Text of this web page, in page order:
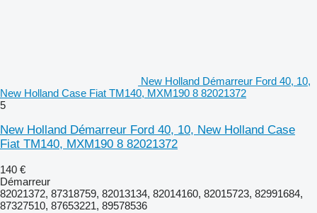
New Holland Démarreur Ford 40, 10,
New Holland Case Fiat TM140, MXM190 8 82021372
5
New Holland Démarreur Ford 40, 10, New Holland Case
Fiat TM140, MXM190 8 82021372
140 €
Démarreur
82021372, 87318759, 82013134, 82014160, 82015723, 82991684,
87327510, 87653221, 89578536